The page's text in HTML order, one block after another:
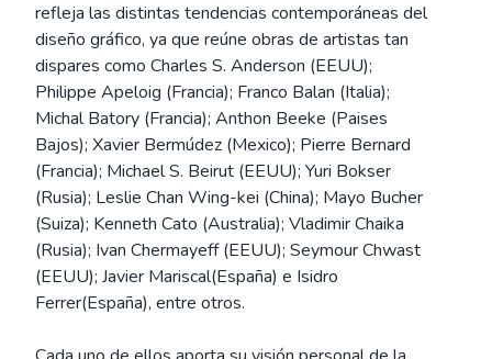
refleja las distintas tendencias contemporáneas del
diseño gráfico, ya que reúne obras de artistas tan
dispares como Charles S. Anderson (EEUU);
Philippe Apeloig (Francia); Franco Balan (Italia);
Michal Batory (Francia); Anthon Beeke (Paises
Bajos); Xavier Bermúdez (Mexico); Pierre Bernard
(Francia); Michael S. Beirut (EEUU); Yuri Bokser
(Rusia); Leslie Chan Wing-kei (China); Mayo Bucher
(Suiza); Kenneth Cato (Australia); Vladimir Chaika
(Rusia); Ivan Chermayeff (EEUU); Seymour Chwast
(EEUU); Javier Mariscal(España) e Isidro
Ferrer(España), entre otros.